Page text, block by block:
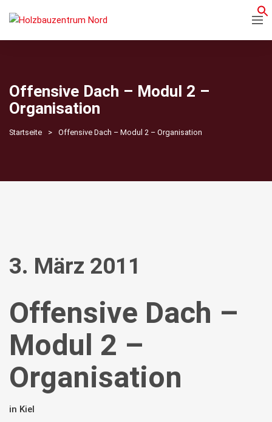
Offensive Dach – Modul 2 –
Organisation
Startseite Offensive Dach – Modul 2 – Organisation
3. März 2011
Offensive Dach –
Modul 2 –
Organisation
in Kiel